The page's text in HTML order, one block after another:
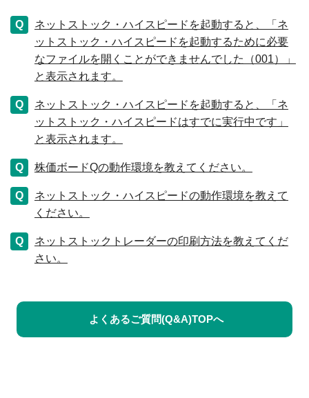
ネットストック・ハイスピードを起動すると、「ネ
ットストック・ハイスピードを起動するために必要
なファイルを開くことができませんでした（001）」
と表示されます。
ネットストック・ハイスピードを起動すると、「ネ
ットストック・ハイスピードはすでに実行中です」
と表示されます。
株価ボードQの動作環境を教えてください。
ネットストック・ハイスピードの動作環境を教えて
ください。
ネットストックトレーダーの印刷方法を教えてくだ
さい。
よくあるご質問(Q&A)TOPへ